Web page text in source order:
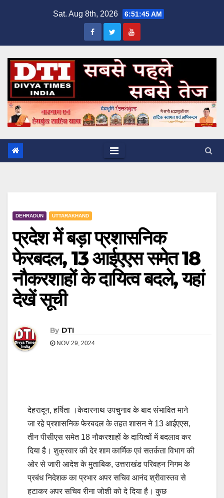
Sat. Aug 8th, 2026 6:51:45 AM
DEHRADUN UTTARAKHAND
प्रदेश में बड़ा प्रशासनिक
फेरबदल, 13 आईएएस समेत 18
नौकरशाहों के दायित्व बदले, यहां
देखें सूची
By DTI
NOV 29, 2024
देहरादून, हर्षिता ।केदारनाथ उपचुनाव के बाद संभावित माने
जा रहे प्रशासनिक फेरबदल के तहत शासन ने 13 आईएएस,
तीन पीसीएस समेत 18 नौकरशाहों के दायित्वों में बदलाव कर
दिया है। शुक्रवार की देर शाम कार्मिक एवं सतर्कता विभाग की
ओर से जारी आदेश के मुताबिक, उत्तराखंड परिवहन निगम के
प्रबंध निदेशक का प्रभार अपर सचिव आनंद श्रीवास्तव से
हटाकर अपर सचिव रीना जोशी को दे दिया है। कुछ